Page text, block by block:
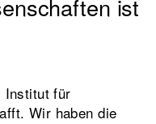
ist
Institut für
Wir haben die